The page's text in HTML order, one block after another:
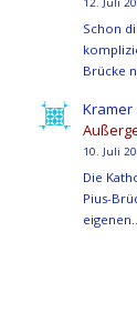
Schon
Brücke
Kramer
10. Juli
Die
Pius-
eigenen…